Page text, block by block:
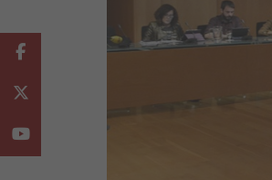
Facebook
Youtube